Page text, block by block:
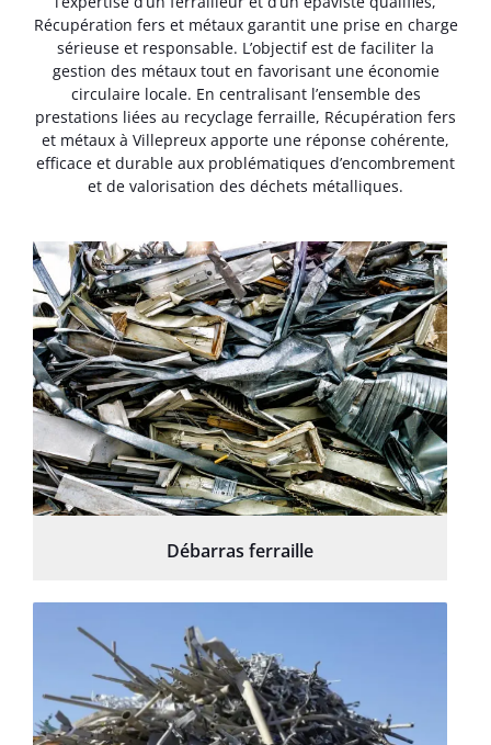
Récupération fers et métaux garantit une prise en charge
sérieuse et responsable. L’objectif est de faciliter la
gestion des métaux tout en favorisant une économie
circulaire locale. En centralisant l’ensemble des
prestations liées au recyclage ferraille, Récupération fers
et métaux à Villepreux apporte une réponse cohérente,
efficace et durable aux problématiques d’encombrement
et de valorisation des déchets métalliques.
Débarras ferraille